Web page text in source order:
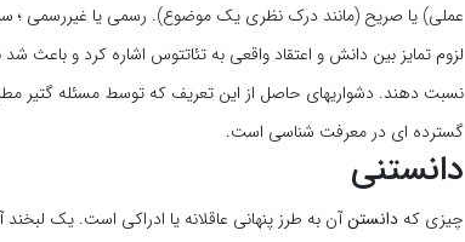
عملی) یا صریح (مانند درک نظری یک موضوع). رسمی یا غیررسمی ؛
لزوم تمایز بین دانش و اعتقاد واقعی به تئاتتوس اشاره کرد و باعث
نسبت دهند. دشواریهای حاصل از این تعریف که توسط مسئله
گسترده ای در معرفت شناسی است.
دانستنی
چیزی که دانستنآن به طرز پنهانی عاقلانه یا ادراکی است. یک